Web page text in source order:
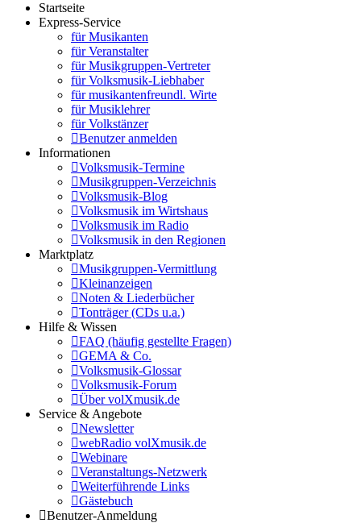
Startseite
Express-Service
für Musikanten
für Veranstalter
für Musikgruppen-Vertreter
für Volksmusik-Liebhaber
für musikantenfreundl. Wirte
für Musiklehrer
für Volkstänzer
Benutzer anmelden
Informationen
Volksmusik-Termine
Musikgruppen-Verzeichnis
Volksmusik-Blog
Volksmusik im Wirtshaus
Volksmusik im Radio
Volksmusik in den Regionen
Marktplatz
Musikgruppen-Vermittlung
Kleinanzeigen
Noten & Liederbücher
Tonträger (CDs u.a.)
Hilfe & Wissen
FAQ (häufig gestellte Fragen)
GEMA & Co.
Volksmusik-Glossar
Volksmusik-Forum
Über volXmusik.de
Service & Angebote
Newsletter
webRadio volXmusik.de
Webinare
Veranstaltungs-Netzwerk
Weiterführende Links
Gästebuch
Benutzer-Anmeldung